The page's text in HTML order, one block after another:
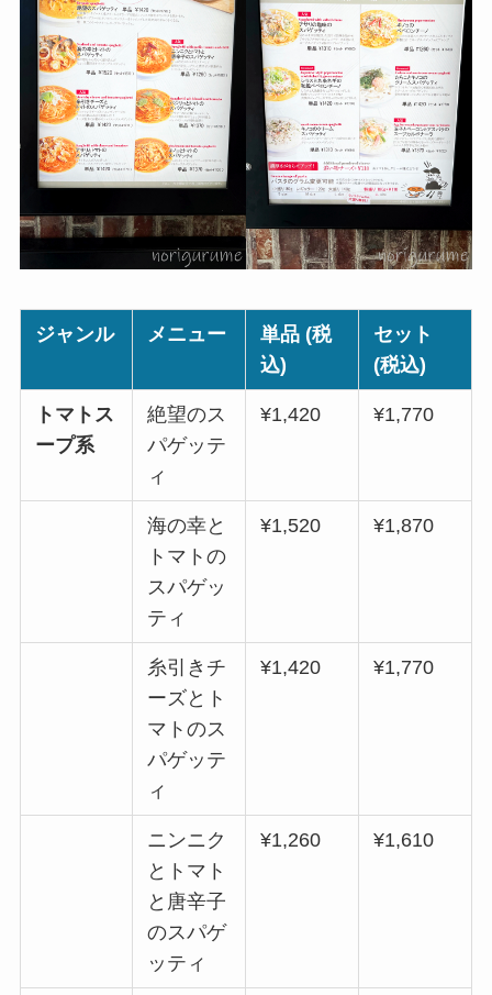
ジャンル メニュー
単品 (税
込)
セット
(税込)
トマトス
ープ系
絶望のス
パゲッテ
ィ
¥1,420 ¥1,770
海の幸と
トマトの
スパゲッ
ティ
¥1,520 ¥1,870
糸引きチ
ーズとト
マトのス
パゲッテ
ィ
¥1,420 ¥1,770
ニンニク
とトマト
と唐辛子
のスパゲ
ッティ
¥1,260 ¥1,610